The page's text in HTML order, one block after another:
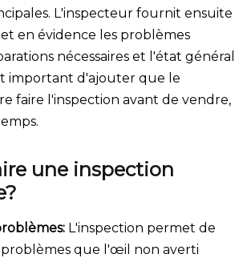
L'inspecteur fournit ensuite
en évidence les problèmes
nécessaires et l'état général
important d'ajouter que le
faire l'inspection avant de vendre,
une inspection
L'inspection permet de
que l'œil non averti